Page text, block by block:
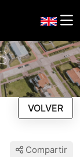
VOLVER
Compartir